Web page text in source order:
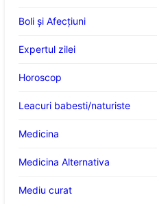
Boli și Afecțiuni
Expertul zilei
Horoscop
Leacuri babesti/naturiste
Medicina
Medicina Alternativa
Mediu curat